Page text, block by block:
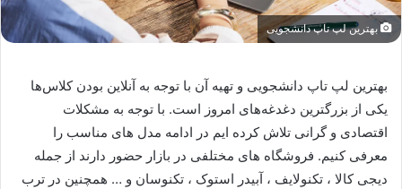
بهترین لپ تاپ دانشجویی
بهترین لپ تاپ دانشجویی و تهیه آن با توجه به آنلاین بودن کلاس‌ها
یکی از بزرگترین دغدغه‌های امروز است. با توجه به مشکلات
اقتصادی و گرانی تلاش کرده ایم در ادامه مدل های مناسب را
معرفی کنیم. فروشگاه های مختلفی در بازار حضور دارند از جمله
دیجی کالا ، تکنولایف ، آبیدر استوک ، تکنوسان و … همچنین در ترب